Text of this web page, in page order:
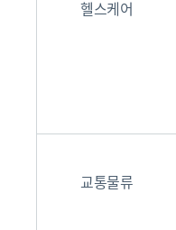
헬스케어
교통물류